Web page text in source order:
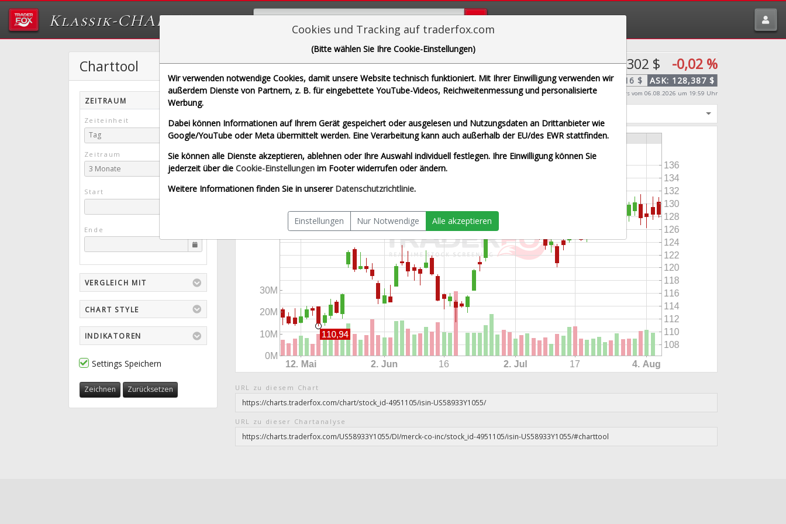
Klassik-CHARTTOOL
Merck & Co. Inc.
[MRK | WKN A0YD8Q | ISIN US58933Y1055]
128,302 $ -0,02 %
BID:128,216 $ ASK: 128,387 $
Echtzeit-Aktienkurs vom 06.08.2026 um 19:59 Uhr
URL zu diesem Chart
URL zu dieser Chartanalyse
Charttool
ZEITRAUM
Zeiteinheit
Tag
Zeitraum
3 Monate
Start
Ende
VERGLEICH MIT
CHART STYLE
INDIKATOREN
Settings Speichern
Zeichnen Zurücksetzen
Cookies und Tracking auf traderfox.com
(Bitte wählen Sie Ihre Cookie-Einstellungen)
Wir verwenden notwendige Cookies, damit unsere Website technisch funktioniert. Mit Ihrer Einwilligung verwenden wir
außerdem Dienste von Partnern, z. B. für eingebettete YouTube-Videos, Reichweitenmessung und personalisierte
Werbung.
Dabei können Informationen auf Ihrem Gerät gespeichert oder ausgelesen und Nutzungsdaten an Drittanbieter wie
Google/YouTube oder Meta übermittelt werden. Eine Verarbeitung kann auch außerhalb der EU/des EWR stattfinden.
Sie können alle Dienste akzeptieren, ablehnen oder Ihre Auswahl individuell festlegen. Ihre Einwilligung können Sie
jederzeit über die Cookie-Einstellungen im Footer widerrufen oder ändern.
Weitere Informationen finden Sie in unserer Datenschutzrichtlinie.
Einstellungen Nur Notwendige Alle akzeptieren